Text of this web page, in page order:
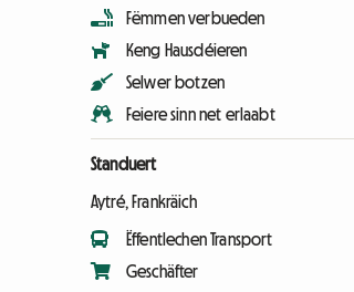
Fëmmen verbueden
Keng Hausdéieren
Selwer botzen
Feiere sinn net erlaabt
Standuert
Aytré, Frankräich
Ëffentlechen Transport
Geschäfter